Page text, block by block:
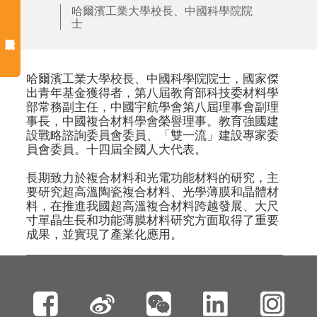
哈爾濱工業大學校長、中國科學院院
士
哈爾濱工業大學校長、中國科學院院士，國家傑
出青年基金獲得者，第八屆教育部科技委材料學
部常務副主任，中國宇航學會第八屆理事會副理
事長，中國複合材料學會榮譽理事。教育強國建
設戰略諮詢委員會委員、「雙一流」建設專家委
員會委員。十四屆全國人大代表。
長期致力於複合材料和光電功能材料的研究，主
要研究超高溫陶瓷複合材料、光學薄膜和晶體材
料，在推進我國超高溫複合材料跨越發展、大尺
寸單晶生長和功能薄膜材料研究方面取得了重要
成果，並實現了產業化應用。